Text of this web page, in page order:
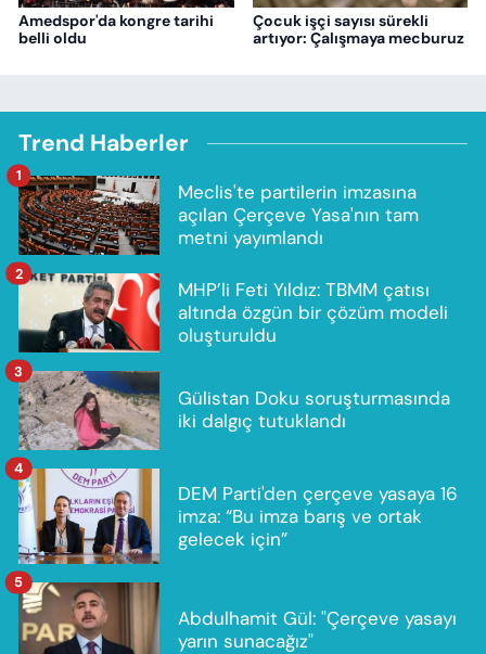
Amedspor'da kongre tarihi
belli oldu
Çocuk işçi sayısı sürekli
artıyor: Çalışmaya mecburuz
Trend Haberler
Meclis'te partilerin imzasına
açılan Çerçeve Yasa'nın tam
metni yayımlandı
1
MHP’li Feti Yıldız: TBMM çatısı
altında özgün bir çözüm modeli
oluşturuldu
2
Gülistan Doku soruşturmasında
iki dalgıç tutuklandı
3
DEM Parti'den çerçeve yasaya 16
imza: “Bu imza barış ve ortak
gelecek için”
4
Abdulhamit Gül: "Çerçeve yasayı
yarın sunacağız"
5